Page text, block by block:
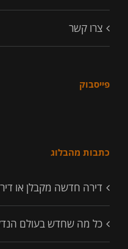
צרו קשר
פייסבוק
כתבות מהבלוג
דירה חדשה מקבלן או דירת יד 2
כל מה שחדש בעולם הנדל"ן